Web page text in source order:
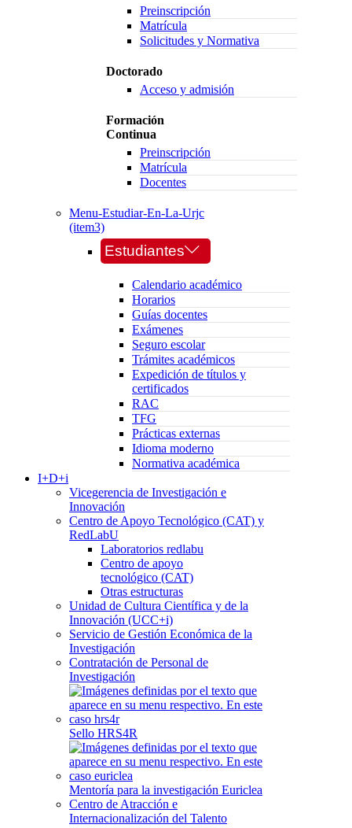
Preinscripción
Matrícula
Solicitudes y Normativa
Doctorado
Acceso y admisión
Formación
Continua
Preinscripción
Matrícula
Docentes
Menu-Estudiar-En-La-Urjc
(item3)
Estudiantes
Calendario académico
Horarios
Guías docentes
Exámenes
Seguro escolar
Trámites académicos
Expedición de títulos y
certificados
RAC
TFG
Prácticas externas
Idioma moderno
Normativa académica
I+D+i
Vicegerencia de Investigación e
Innovación
Centro de Apoyo Tecnológico (CAT) y
RedLabU
Laboratorios redlabu
Centro de apoyo
tecnológico (CAT)
Otras estructuras
Unidad de Cultura Científica y de la
Innovación (UCC+i)
Servicio de Gestión Económica de la
Investigación
Contratación de Personal de
Investigación
Sello HRS4R
Mentoría para la investigación Euriclea
Centro de Atracción e
Internacionalización del Talento